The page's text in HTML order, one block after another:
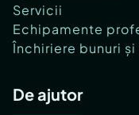
Servicii
Echipamente
Închiriere bunuri
De ajutor